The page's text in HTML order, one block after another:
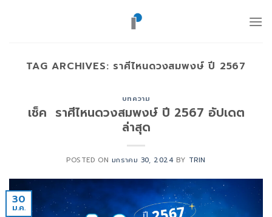
TAG ARCHIVES: ราศีไหนดวงสมพงษ์ ปี 2567
บทความ
เช็ค ราศีไหนดวงสมพงษ์ ปี 2567 อัปเดต
ล่าสุด
POSTED ON มกราคม 30, 2024 BY TRIN
30
ม.ค.